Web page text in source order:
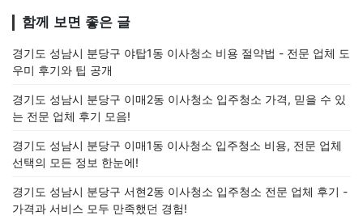
함께 보면 좋은 글
경기도 성남시 분당구 야탑1동 이사청소 비용 절약법 - 전문 업체 도
우미 후기와 팁 공개
경기도 성남시 분당구 이매2동 이사청소 입주청소 가격, 믿을 수 있
는 전문 업체 후기 모음!
경기도 성남시 분당구 이매1동 이사청소 입주청소 비용, 전문 업체
선택의 모든 정보 한눈에!
경기도 성남시 분당구 서현2동 이사청소 입주청소 전문 업체 후기 -
가격과 서비스 모두 만족했던 경험!